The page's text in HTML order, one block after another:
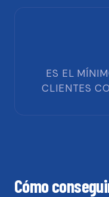
ES EL
CLIENTES
Cómo